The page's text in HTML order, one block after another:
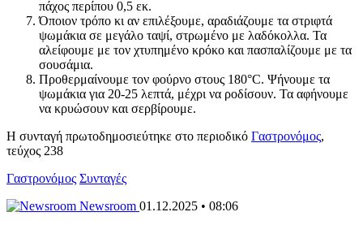
πάχος περίπου 0,5 εκ.
Όποιον τρόπο κι αν επιλέξουμε, αραδιάζουμε τα στριφτά
ψωμάκια σε μεγάλο ταψί, στρωμένο με λαδόκολλα. Τα
αλείφουμε με τον χτυπημένο κρόκο και πασπαλίζουμε με τα
σουσάμια.
Προθερμαίνουμε τον φούρνο στους 180°C. Ψήνουμε τα
ψωμάκια για 20-25 λεπτά, μέχρι να ροδίσουν. Τα αφήνουμε
να κρυώσουν και σερβίρουμε.
Η συνταγή πρωτοδημοσιεύτηκε στο περιοδικό Γαστρονόμος,
τεύχος 238
Γαστρονόμος Συνταγές
Newsroom 01.12.2025 • 08:06